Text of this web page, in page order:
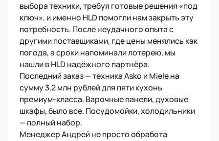
выбора техники, требуя готовые решения «под
ключ», и именно HLD помогли нам закрыть эту
потребность. После неудачного опыта с
другими поставщиками, где цены менялись как
погода, а сроки напоминали лотерею, мы
нашли в HLD надёжного партнёра.
Последний заказ — техника Asko и Miele на
сумму 3,2 млн рублей для пяти кухонь
премиум-класса. Варочные панели, духовые
шкафы, было все. Посудомойки, холодильники
— полный набор.
Менеджер Андрей не просто обработа